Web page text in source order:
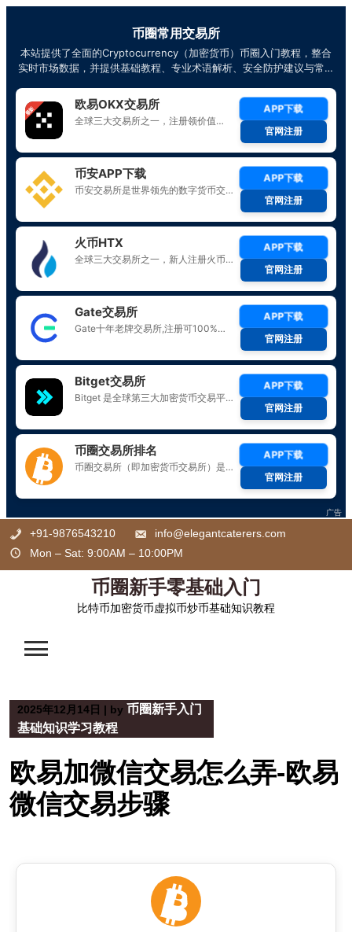
Skip
+91-9876543210
info@elegantcaterers.com
Mon – Sat: 9:00AM – 10:00PM
币圈新手零基础入门
比特币加密货币虚拟币炒币基础知识教程
2025年12月14日 | by 币圈新手入门
基础知识学习教程
欧易加微信交易怎么弄-欧易
微信交易步骤